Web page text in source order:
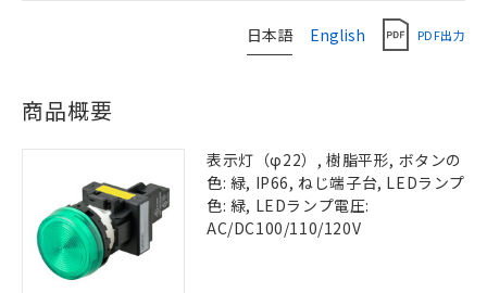
日本語 English PDF出力
商品概要
表示灯（φ22）, 樹脂平形, ボタンの
色: 緑, IP66, ねじ端子台, LEDランプ
色: 緑, LEDランプ電圧:
AC/DC100/110/120V